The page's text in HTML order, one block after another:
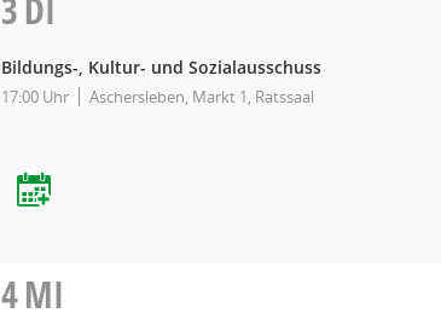
3 DI
Bildungs-, Kultur- und Sozialausschuss
17:00 Uhr Aschersleben, Markt 1, Ratssaal
4MI